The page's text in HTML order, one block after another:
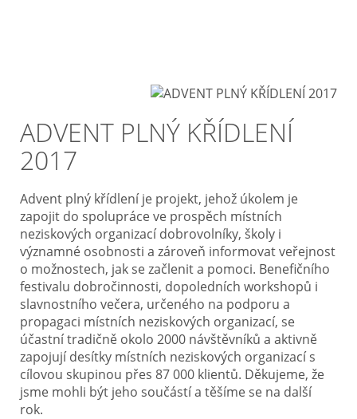
ADVENT PLNÝ KŘÍDLENÍ
2017
Advent plný křídlení je projekt, jehož úkolem je
zapojit do spolupráce ve prospěch místních
neziskových organizací dobrovolníky, školy i
významné osobnosti a zároveň informovat veřejnost
o možnostech, jak se začlenit a pomoci. Benefičního
festivalu dobročinnosti, dopoledních workshopů i
slavnostního večera, určeného na podporu a
propagaci místních neziskových organizací, se
účastní tradičně okolo 2000 návštěvníků a aktivně
zapojují desítky místních neziskových organizací s
cílovou skupinou přes 87 000 klientů. Děkujeme, že
jsme mohli být jeho součástí a těšíme se na další
rok.